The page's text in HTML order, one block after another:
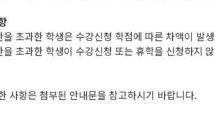
초과한 학생은 수강신청 학점에 따른 차액이 발
초과한 학생이 수강신청 또는 휴학을 신청하지
사항은 첨부된 안내문을 참고하시기 바랍니다.